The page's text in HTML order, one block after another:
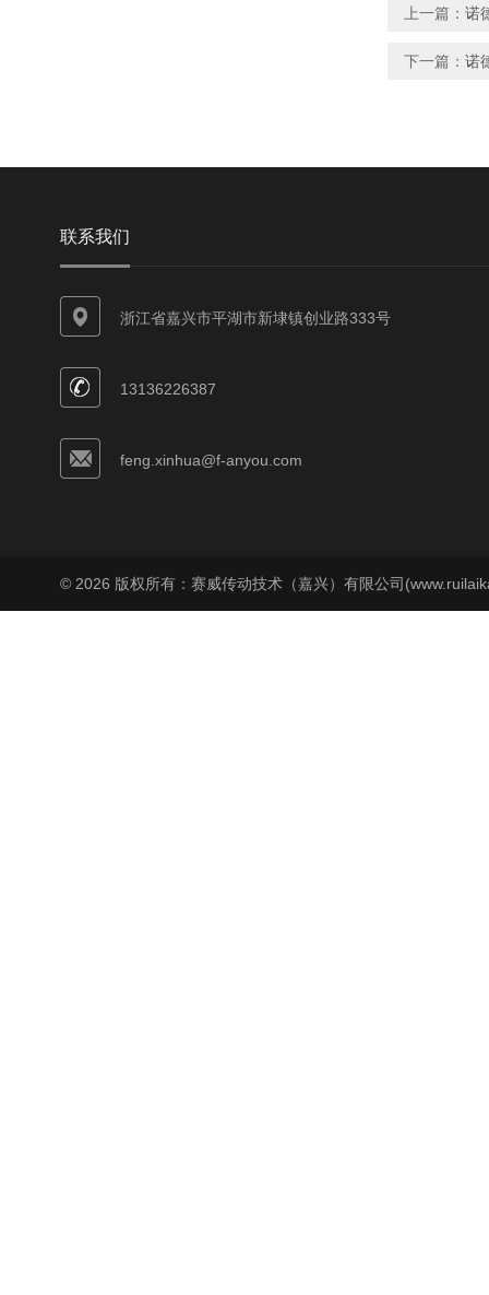
上一篇： 诺
下一篇： 诺
联系我们
浙江省嘉兴市平湖市新埭镇创业路333号
13136226387
feng.xinhua@f-anyou.com
© 2026 版权所有：赛威传动技术（嘉兴）有限公司